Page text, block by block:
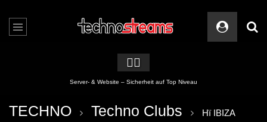
🏳️‍🌈
Ver(schlimm)besserung abgeschlossen
TECHNO Techno Clubs
Hï IBIZA